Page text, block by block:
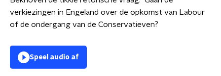
verkiezingen in Engeland over de opkomst van Labour
of de ondergang van de Conservatieven?
Speel audio af